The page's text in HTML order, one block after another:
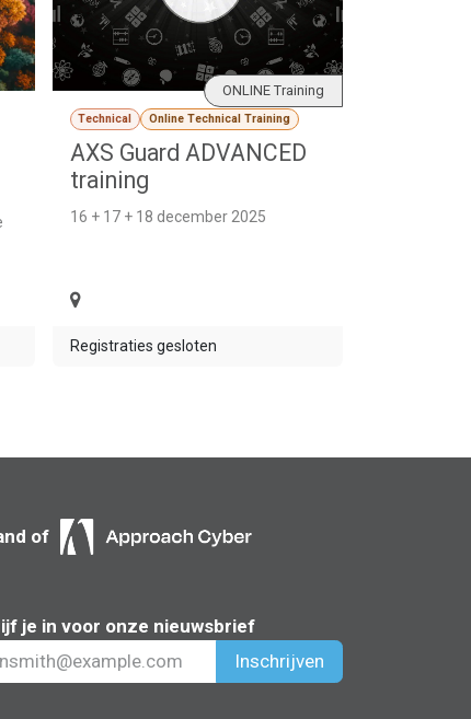
Technical Online Technical Training
AXS Guard ADVANCED
training
16 + 17 + 18 december 2025
ONLINE Training
Registraties gesloten
of
je in voor onze nieuwsbrief
Inschrijven